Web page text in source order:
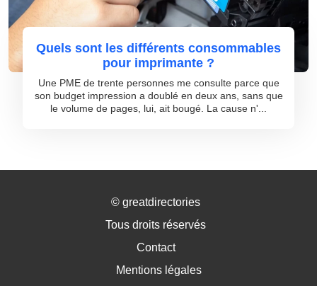
Quels sont les différents consommables
pour imprimante ?
Une PME de trente personnes me consulte parce que
son budget impression a doublé en deux ans, sans que
le volume de pages, lui, ait bougé. La cause n'...
© greatdirectories
Tous droits réservés
Contact
Mentions légales